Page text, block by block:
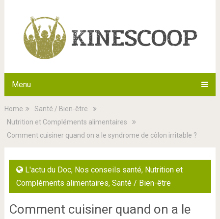
Menu
Home
Santé / Bien-être
Nutrition et Compléments alimentaires
Comment cuisiner quand on a le syndrome de côlon irritable ?
L'actu du Doc, Nos conseils santé, Nutrition et
Compléments alimentaires, Santé / Bien-être
Comment cuisiner quand on a le